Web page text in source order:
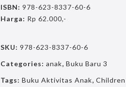
ISBN: 978-623-8337-60-6
Harga: Rp 62.000,-
SKU:978-623-8337-60-6
Categories:anak,Buku Baru 3
Tags:Buku Aktivitas Anak,